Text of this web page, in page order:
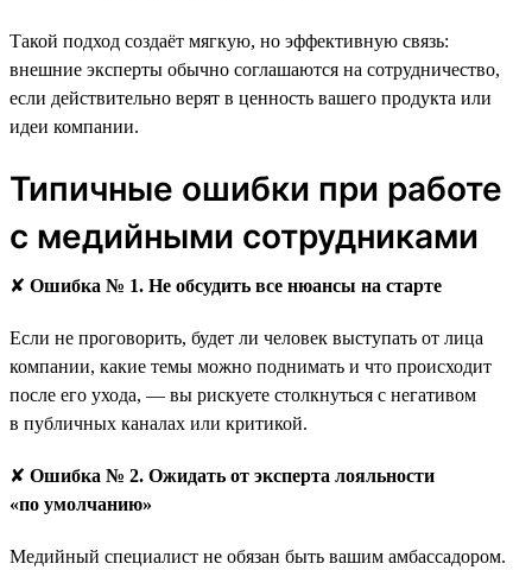
Такой подход создаёт мягкую, но эффективную связь:
внешние эксперты обычно соглашаются на сотрудничество,
если действительно верят в ценность вашего продукта или
идеи компании.
Типичные ошибки при работе
с медийными сотрудниками
✘ Ошибка № 1. Не обсудить все нюансы на старте
Если не проговорить, будет ли человек выступать от лица
компании, какие темы можно поднимать и что происходит
после его ухода, — вы рискуете столкнуться с негативом
в публичных каналах или критикой.
✘ Ошибка № 2. Ожидать от эксперта лояльности
«по умолчанию»
Медийный специалист не обязан быть вашим амбассадором.